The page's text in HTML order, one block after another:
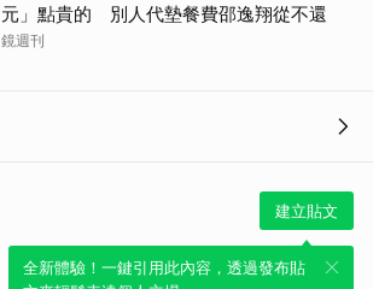
元」點貴的 別人代墊餐費邵逸翔從不還
鏡週刊
建立貼文
全新體驗！一鍵引用此內容，透過發布貼